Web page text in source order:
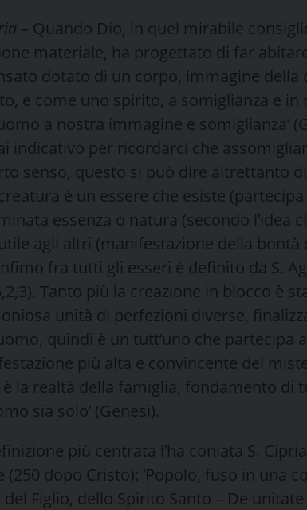
– Quando Dio, in quel mirabile
materiale, ha progettato di far
dotato di un corpo, immagine della
e come uno spirito, a somiglianza e in
a nostra immagine e somiglianza’
indicativo per ricordarci che
senso, questo si può dire altrettanto
è un essere che esiste
essenza o natura (secondo l’idea
agli altri (manifestazione della bontà
fra tutti gli esseri è definito da S.
Tanto più la creazione in blocco è
unità di perfezioni di­verse,
quindi è un tutt’uno che partecipa
più alta e convincente del
è la realtà della famiglia, fondamento di
sia solo’ (Genesi).
più centrata l’ha coniata S.
dopo Cristo): ‘Popolo, fuso in una
del Figlio, dello Spirito Santo – De